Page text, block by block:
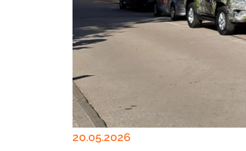
20.05.2026